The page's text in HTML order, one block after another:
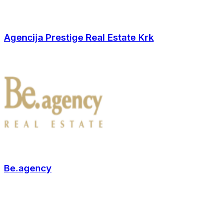
Agencija Prestige Real Estate Krk
Be.agency